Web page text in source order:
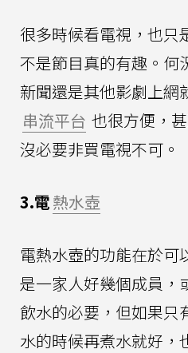
很多時候看電視，也只
不是節目真的有趣。何
新聞還是其他影劇上
串流平台 也很方便，
沒必要非買電視不可。
3.電熱水壺
電熱水壺的功能在於可
是一家人好幾個成員，
飲水的必要，但如果只
水的時候再煮水就好，